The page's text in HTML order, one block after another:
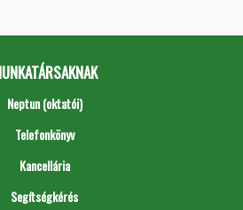
Neptun (oktatói)
Telefonkönyv
Kancellária
Segítségkérés